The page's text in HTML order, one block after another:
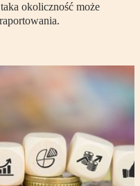
okoliczność może